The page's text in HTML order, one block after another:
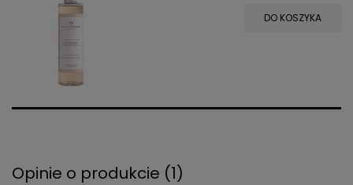
DO KOSZYKA
Opinie o produkcie (1)